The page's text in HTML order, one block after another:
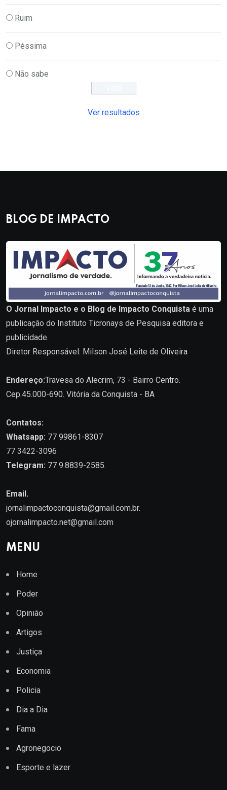
Ruim
Péssima
Não sabe
Ver resultados
BLOG DE IMPACTO
O Jornal Impacto e o Blog de Impacto Conquista é uma
publicação do Instituto Ticronays de Pesquisa editora e
publicidade.
Diretor Responsável: Milson José Leite de Oliveira
Endereço:Travesa do Alecrim, 73 - Bairro Centro.
Cep.45.000-690. Vitória da Conquista - BA
Contatos:
Whatsapp: 77 99861-8307
77 3422-3096
Telegram: 77 9.8839-2585.
Email.
jornalimpactoconquista@gmail.com.br.
ojornalimpacto.net@gmail.com
MENU
Home
Poder
Opinião
Artigos
Justiça
Economia
Policia
Dia a Dia
Fama
Agronegocio
Esporte e lazer